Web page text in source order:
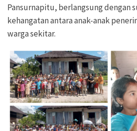
Pansurnapitu, berlangsung dengan
kehangatan antara anak-anak
warga sekitar.